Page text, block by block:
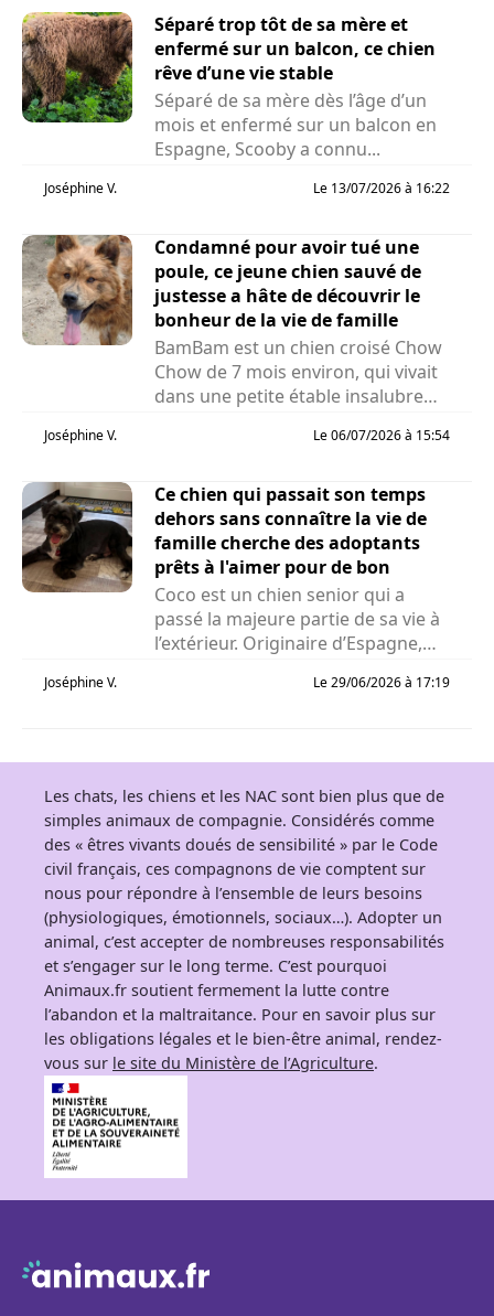
Séparé trop tôt de sa mère et
enfermé sur un balcon, ce chien
rêve d’une vie stable
Séparé de sa mère dès l’âge d’un
mois et enfermé sur un balcon en
Espagne, Scooby a connu...
Joséphine V. Le 13/07/2026 à 16:22
Condamné pour avoir tué une
poule, ce jeune chien sauvé de
justesse a hâte de découvrir le
bonheur de la vie de famille
BamBam est un chien croisé Chow
Chow de 7 mois environ, qui vivait
dans une petite étable insalubre
Joséphine V. Le 06/07/2026 à 15:54
Ce chien qui passait son temps
dehors sans connaître la vie de
famille cherche des adoptants
prêts à l'aimer pour de bon
Coco est un chien senior qui a
passé la majeure partie de sa vie à
l’extérieur. Originaire d’Espagne,
Joséphine V. Le 29/06/2026 à 17:19
Les chats, les chiens et les NAC sont bien plus que de
simples animaux de compagnie. Considérés comme
des « êtres vivants doués de sensibilité » par le Code
civil français, ces compagnons de vie comptent sur
nous pour répondre à l’ensemble de leurs besoins
(physiologiques, émotionnels, sociaux…). Adopter un
animal, c’est accepter de nombreuses responsabilités
et s’engager sur le long terme. C’est pourquoi
Animaux.fr soutient fermement la lutte contre
l’abandon et la maltraitance. Pour en savoir plus sur
les obligations légales et le bien-être animal, rendez-
vous sur le site du Ministère de l’Agriculture.